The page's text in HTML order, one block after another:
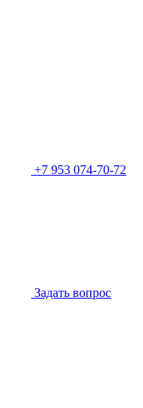
+7 953 074-70-72
Задать вопрос